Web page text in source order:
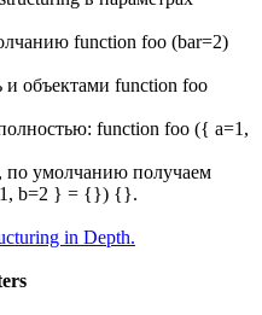
function foo (bar=2)
и объектами function foo
function foo ({ a=1,
по умолчанию получаем
b=2 } = {}) {}.
in Depth.